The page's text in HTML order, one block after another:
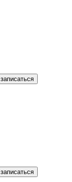
записаться
записаться